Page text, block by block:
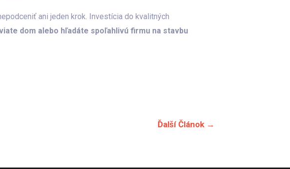
ani jeden krok. Investícia do kvalitných
dom alebo hľadáte spoľahlivú firmu na stavbu
Ďalší Článok →